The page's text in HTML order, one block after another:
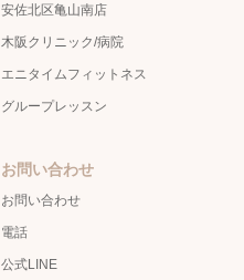
安佐北区亀山南店
木阪クリニック/病院
エニタイムフィットネス
グループレッスン
お問い合わせ
お問い合わせ
電話
公式LINE